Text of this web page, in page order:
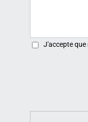
J'accepte que